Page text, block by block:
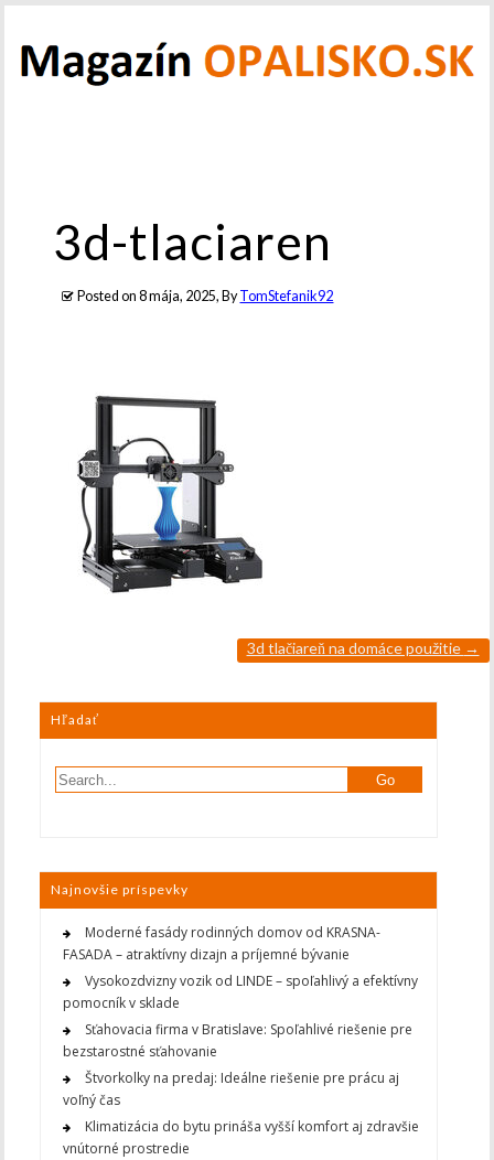
3d-tlaciaren
Posted on 8 mája, 2025, ByTomStefanik92
3d tlačiareň na domáce použitie →
Hľadať
Najnovšie príspevky
Moderné fasády rodinných domov od KRASNA-
FASADA – atraktívny dizajn a príjemné bývanie
Vysokozdvizny vozik od LINDE – spoľahlivý a efektívny
pomocník v sklade
Sťahovacia firma v Bratislave: Spoľahlivé riešenie pre
bezstarostné sťahovanie
Štvorkolky na predaj: Ideálne riešenie pre prácu aj
voľný čas
Klimatizácia do bytu prináša vyšší komfort aj zdravšie
vnútorné prostredie